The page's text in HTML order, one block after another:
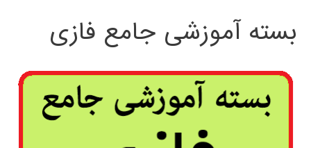
بسته آموزشی جامع فازی